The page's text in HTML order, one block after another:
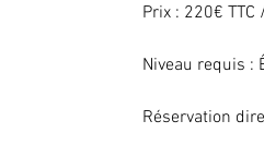
Prix : 220€
Niveau requis :
Réservation